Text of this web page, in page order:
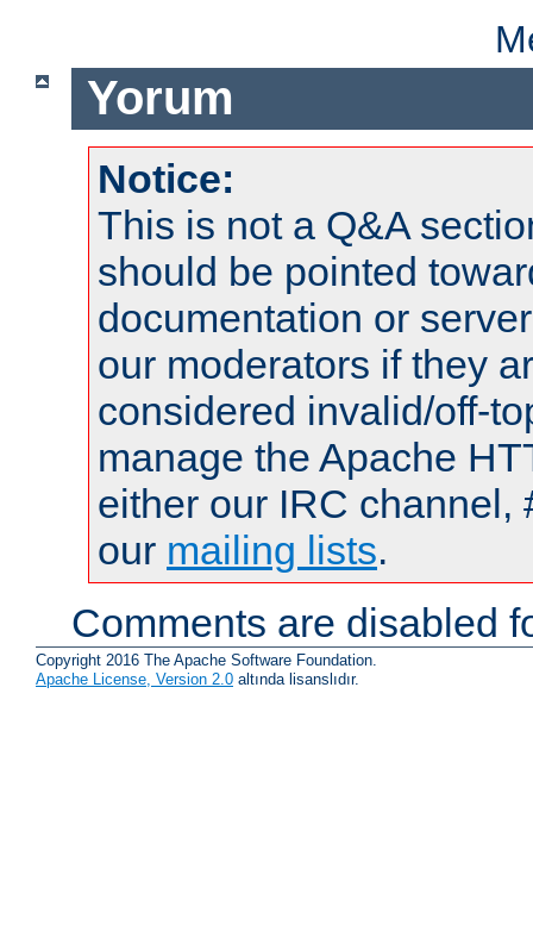
Yorum
Notice:
This is not a Q&A
should be pointed
documentation or
our moderators if they
considered invalid/off-
manage the Apache
either our IRC channel,
our mailing lists.
Comments are disabled
Copyright 2016 The Apache Software Foundation.
Apache License, Version 2.0 altında lisanslıdır.